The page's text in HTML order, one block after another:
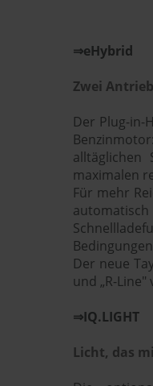
⇒eHybrid
Zwei
Der Plug-in-
alltäglichen
maximalen
Für mehr
Der neue
und „R-
⇒IQ.LIGHT
Licht, das